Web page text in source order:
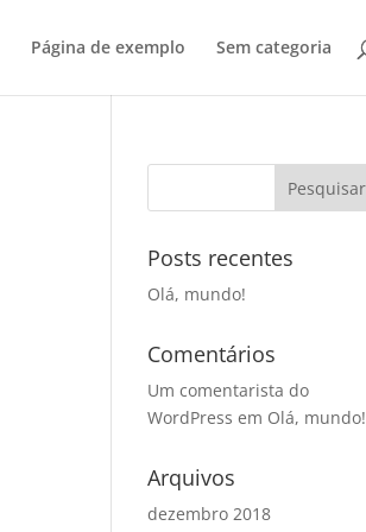
Página de exemplo Sem categoria
Posts recentes
Olá, mundo!
Comentários
Um comentarista do
WordPress em Olá, mundo!
Arquivos
dezembro 2018